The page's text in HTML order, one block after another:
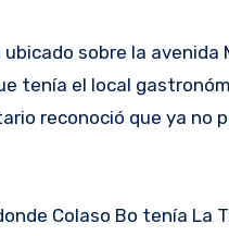
sobre la avenida
tenía el local
reconoció que ya no
Colaso Bo tenía La